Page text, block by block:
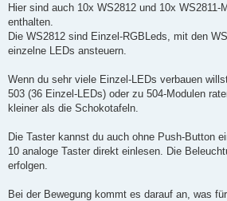
Hier sind auch 10x WS2812 und 10x WS2811-
enthalten.
Die WS2812 sind Einzel-RGBLeds, mit den
einzelne LEDs ansteuern.
Wenn du sehr viele Einzel-LEDs verbauen
503 (36 Einzel-LEDs) oder zu 504-Modulen
kleiner als die Schokotafeln.
Die Taster kannst du auch ohne Push-Button
10 analoge Taster direkt einlesen. Die
erfolgen.
Bei der Bewegung kommt es darauf an, was